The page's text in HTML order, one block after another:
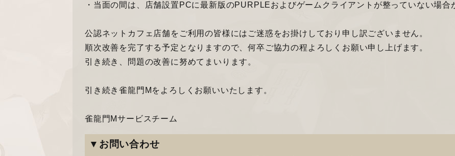
・当面の間は、店舗設置PCに最新版のPURPLEおよびゲームクライアントが整っていない場合
公認ネットカフェ店舗をご利用の皆様にはご迷惑をお掛けしており申し訳ございません。
順次改善を完了する予定となりますので、何卒ご協力の程よろしくお願い申し上げます。
引き続き、問題の改善に努めてまいります。
引き続き雀龍門Mをよろしくお願いいたします。
雀龍門Mサービスチーム
▼お問い合わせ